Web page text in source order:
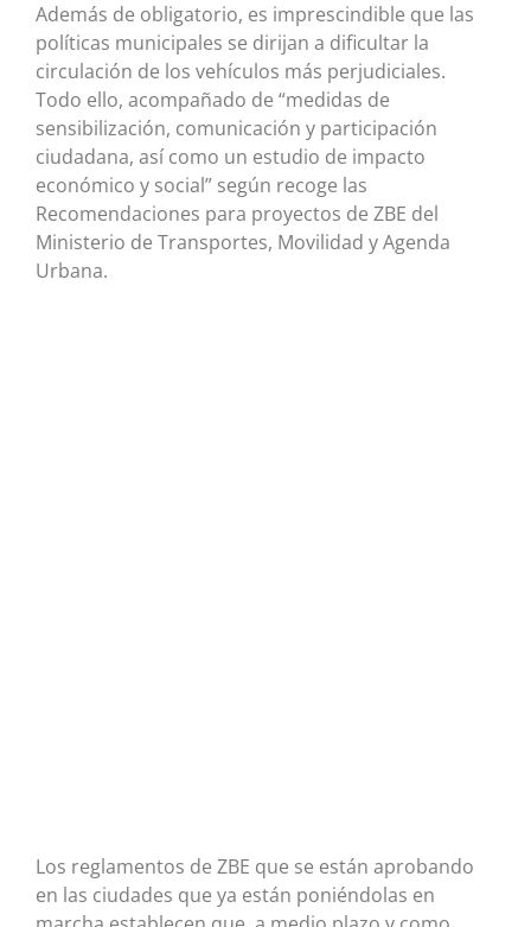
Además de obligatorio, es imprescindible que las
políticas municipales se dirijan a dificultar la
circulación de los vehículos más perjudiciales.
Todo ello, acompañado de “medidas de
sensibilización, comunicación y participación
ciudadana, así como un estudio de impacto
económico y social” según recoge las
Recomendaciones para proyectos de ZBE del
Ministerio de Transportes, Movilidad y Agenda
Urbana.
Los reglamentos de ZBE que se están aprobando
en las ciudades que ya están poniéndolas en